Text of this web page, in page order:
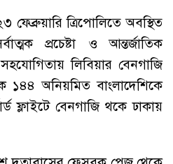
ত্রিপোলিতে অবস্থিত
প্রচেষ্টা ও আন্তর্জাতিক
লিবিয়ার বেনগাজি
১৪৪ অনিয়মিত বাংলাদেশিকে
ফ্লাইটে বেনগাজি থকে ঢাকায়